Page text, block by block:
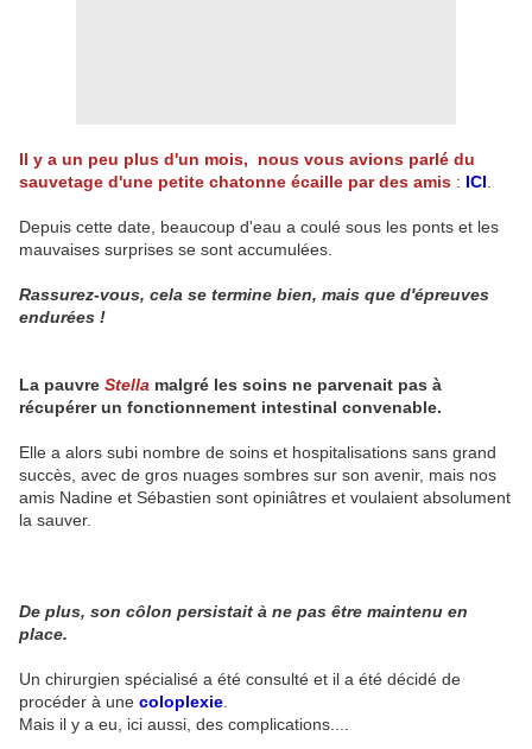
Il y a un peu plus d'un mois, nous vous avions parlé du
sauvetage d'une petite chatonne écaille par des amis : ICI
Depuis cette date, beaucoup d'eau a coulé sous les ponts et les
mauvaises surprises se sont accumulées.
Rassurez-vous, cela se termine bien, mais que d'épreuves
endurées !
La pauvre Stella malgré les soins ne parvenait pas à
récupérer un fonctionnement intestinal convenable.
Elle a alors subi nombre de soins et hospitalisations sans grand
succès, avec de gros nuages sombres sur son avenir, mais nos
amis Nadine et Sébastien sont opiniâtres et voulaient absolument
la sauver.
De plus, son côlon persistait à ne pas être maintenu en
place.
Un chirurgien spécialisé a été consulté et il a été décidé de
procéder à une coloplexie
Mais il y a eu, ici aussi, des complications....